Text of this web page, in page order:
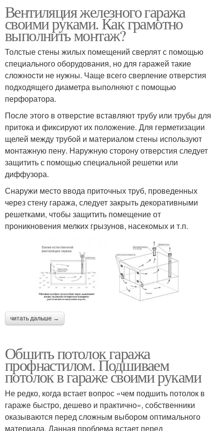
Вентиляция железного гаража
своими руками. Как грамотно
выполнить монтаж?
Толстые стены жилых помещений сверлят с помощью
специального оборудования, но для гаражей такие
сложности не нужны. Чаще всего сверление отверстия
подходящего диаметра выполняют с помощью
перфоратора.
После этого в отверстие вставляют трубу или трубы для
притока и фиксируют их положение. Для герметизации
щелей между трубой и материалом стены используют
монтажную пену. Наружную сторону отверстия следует
защитить с помощью специальной решетки или
диффузора.
Снаружи место ввода приточных труб, проведенных
через стену гаража, следует закрыть декоративными
решетками, чтобы защитить помещение от
проникновения мелких грызунов, насекомых и т.п.
читать дальше →
Обшить потолок гаража
профнастилом. Подшиваем
потолок в гараже своими руками
Не редко, когда встает вопрос «чем подшить потолок в
гараже быстро, дешево и практично», собственники
оказываются перед сложным выбором оптимального
материала. Данная проблема встает перед